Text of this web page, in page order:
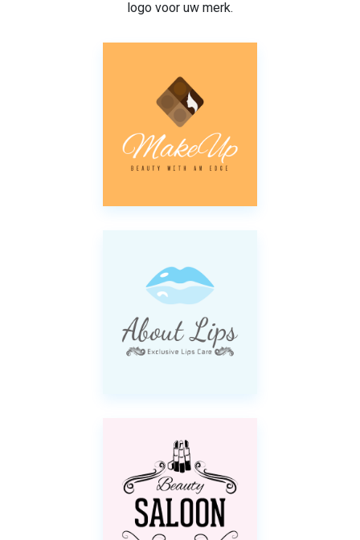
logo voor uw merk.